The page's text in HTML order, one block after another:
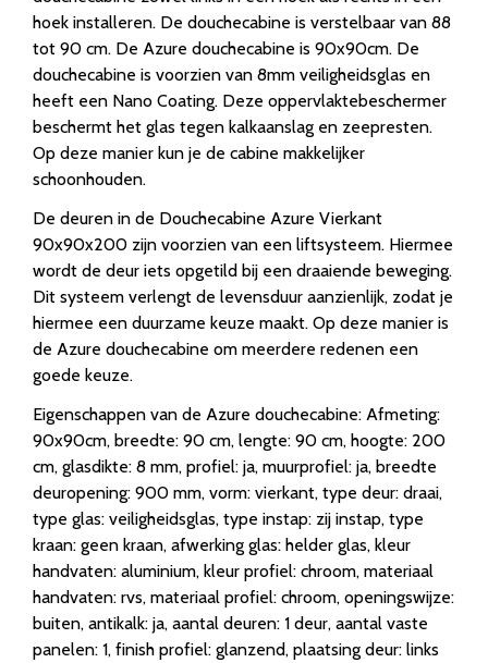
hoek installeren. De douchecabine is verstelbaar van 88
tot 90 cm. De Azure douchecabine is 90x90cm. De
douchecabine is voorzien van 8mm veiligheidsglas en
heeft een Nano Coating. Deze oppervlaktebeschermer
beschermt het glas tegen kalkaanslag en zeepresten.
Op deze manier kun je de cabine makkelijker
schoonhouden.
De deuren in de Douchecabine Azure Vierkant
90x90x200 zijn voorzien van een liftsysteem. Hiermee
wordt de deur iets opgetild bij een draaiende beweging.
Dit systeem verlengt de levensduur aanzienlijk, zodat je
hiermee een duurzame keuze maakt. Op deze manier is
de Azure douchecabine om meerdere redenen een
goede keuze.
Eigenschappen van de Azure douchecabine: Afmeting:
90x90cm, breedte: 90 cm, lengte: 90 cm, hoogte: 200
cm, glasdikte: 8 mm, profiel: ja, muurprofiel: ja, breedte
deuropening: 900 mm, vorm: vierkant, type deur: draai,
type glas: veiligheidsglas, type instap: zij instap, type
kraan: geen kraan, afwerking glas: helder glas, kleur
handvaten: aluminium, kleur profiel: chroom, materiaal
handvaten: rvs, materiaal profiel: chroom, openingswijze:
buiten, antikalk: ja, aantal deuren: 1 deur, aantal vaste
panelen: 1, finish profiel: glanzend, plaatsing deur: links